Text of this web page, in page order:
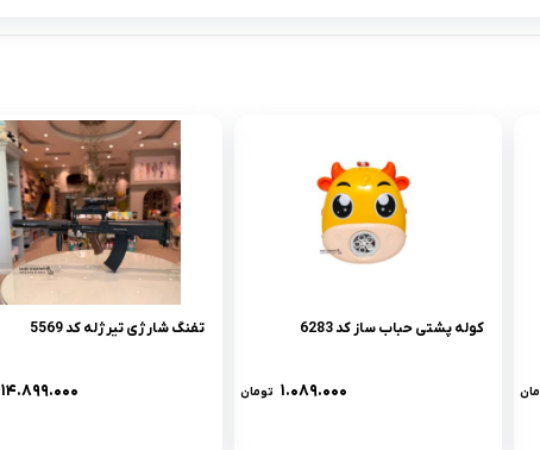
کوله پشتی حباب ساز کد 6283
۱.۰۸۹.۰۰۰ تومان
تفنگ شارژی تیرژله کد 5569
۱۴.۸۹۹.۰۰۰